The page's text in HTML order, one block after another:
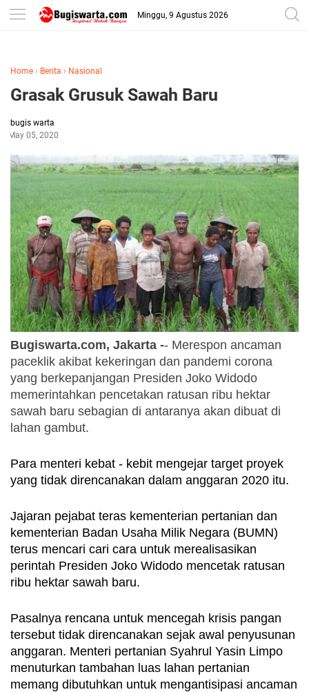
-->
Minggu, 9 Agustus 2026
Home › Berita › Nasional
Grasak Grusuk Sawah Baru
bugis warta
May 05, 2020
Bugiswarta.com, Jakarta -- Merespon ancaman
paceklik akibat kekeringan dan pandemi corona
yang berkepanjangan Presiden Joko Widodo
memerintahkan pencetakan ratusan ribu hektar
sawah baru sebagian di antaranya akan dibuat di
lahan gambut.
Para menteri kebat - kebit mengejar target proyek
yang tidak direncanakan dalam anggaran 2020 itu.
Jajaran pejabat teras kementerian pertanian dan
kementerian Badan Usaha Milik Negara (BUMN)
terus mencari cari cara untuk merealisasikan
perintah Presiden Joko Widodo mencetak ratusan
ribu hektar sawah baru.
Pasalnya rencana untuk mencegah krisis pangan
tersebut tidak direncanakan sejak awal penyusunan
anggaran. Menteri pertanian Syahrul Yasin Limpo
menuturkan tambahan luas lahan pertanian
memang dibutuhkan untuk mengantisipasi ancaman